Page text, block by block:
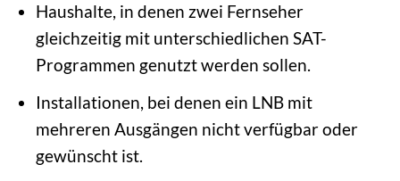
Haushalte, in denen zwei Fernseher
gleichzeitig mit unterschiedlichen SAT-
Programmen genutzt werden sollen.
Installationen, bei denen ein LNB mit
mehreren Ausgängen nicht verfügbar oder
gewünscht ist.